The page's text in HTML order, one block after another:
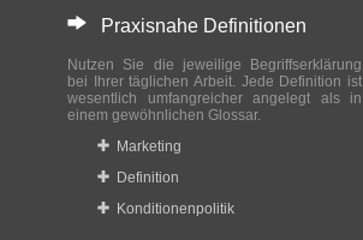
Praxisnahe Definitionen
Nutzen Sie die jeweilige Begriffserklärung
bei Ihrer täglichen Arbeit. Jede Definition ist
wesentlich umfangreicher angelegt als in
einem gewöhnlichen Glossar.
Marketing
Definition
Konditionenpolitik